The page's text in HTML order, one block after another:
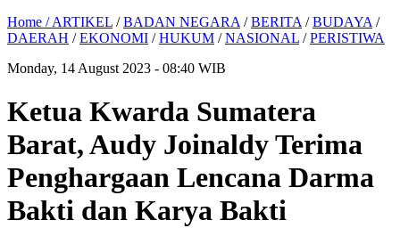
Home /ARTIKEL /BADAN NEGARA /BERITA /BUDAYA /
DAERAH /EKONOMI /HUKUM /NASIONAL /PERISTIWA
Monday, 14 August 2023 - 08:40 WIB
Ketua Kwarda Sumatera
Barat, Audy Joinaldy Terima
Penghargaan Lencana Darma
Bakti dan Karya Bakti